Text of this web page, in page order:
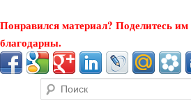
Понравился материал? Поделитесь
благодарны.
Поиск